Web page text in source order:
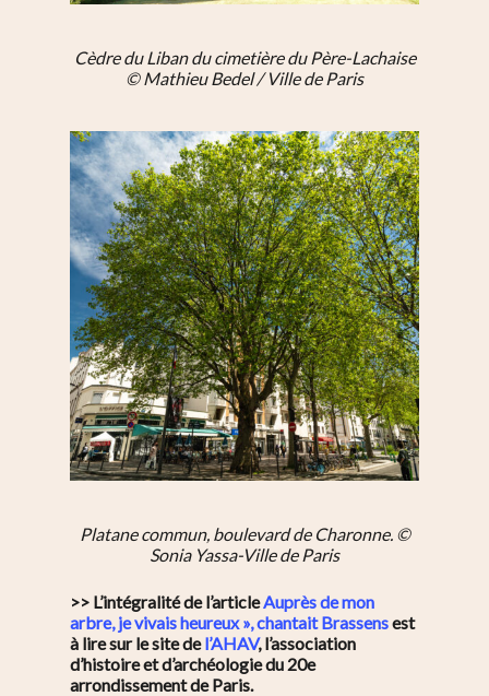
Cèdre du Liban du cimetière du Père-Lachaise
© Mathieu Bedel / Ville de Paris
Platane commun, boulevard de Charonne. ©
Sonia Yassa-Ville de Paris
>> L’intégralité de l’articleAuprès de mon
arbre, je vivais heureux », chantait Brassensest
à lire sur le site del’AHAV, l’association
d’histoire et d’archéologie du 20e
arrondissement de Paris.